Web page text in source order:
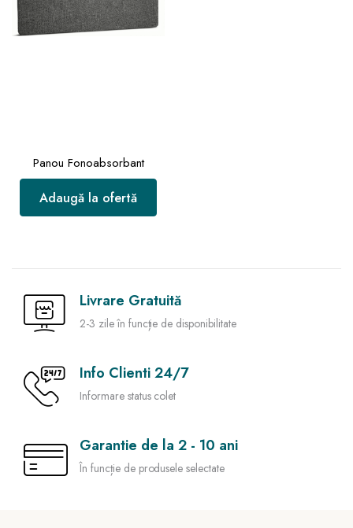
Panou Fonoabsorbant
Adaugă la ofertă
Livrare Gratuită
2-3 zile în funcție de disponibilitate
Info Clienti 24/7
Informare status colet
Garantie de la 2 - 10 ani
În funcție de produsele selectate